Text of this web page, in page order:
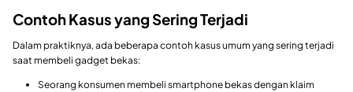
Contoh Kasus yang Sering Terjadi
Dalam praktiknya, ada beberapa contoh kasus umum yang sering terjadi
saat membeli gadget bekas:
Seorang konsumen membeli smartphone bekas dengan klaim